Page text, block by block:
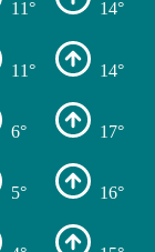
11° 14°
11° 14°
6° 17°
5° 16°